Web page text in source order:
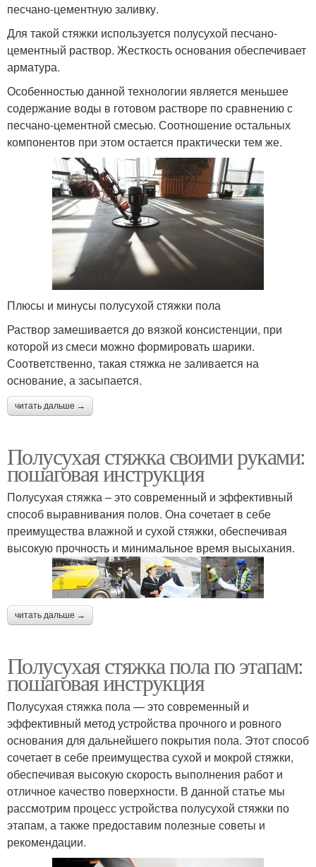
песчано-цементную заливку.
Для такой стяжки используется полусухой песчано-
цементный раствор. Жесткость основания обеспечивает
арматура.
Особенностью данной технологии является меньшее
содержание воды в готовом растворе по сравнению с
песчано-цементной смесью. Соотношение остальных
компонентов при этом остается практически тем же.
Плюсы и минусы полусухой стяжки пола
Раствор замешивается до вязкой консистенции, при
которой из смеси можно формировать шарики.
Соответственно, такая стяжка не заливается на
основание, а засыпается.
читать дальше →
Полусухая стяжка своими руками:
пошаговая инструкция
Полусухая стяжка – это современный и эффективный
способ выравнивания полов. Она сочетает в себе
преимущества влажной и сухой стяжки, обеспечивая
высокую прочность и минимальное время высыхания.
читать дальше →
Полусухая стяжка пола по этапам:
пошаговая инструкция
Полусухая стяжка пола — это современный и
эффективный метод устройства прочного и ровного
основания для дальнейшего покрытия пола. Этот способ
сочетает в себе преимущества сухой и мокрой стяжки,
обеспечивая высокую скорость выполнения работ и
отличное качество поверхности. В данной статье мы
рассмотрим процесс устройства полусухой стяжки по
этапам, а также предоставим полезные советы и
рекомендации.